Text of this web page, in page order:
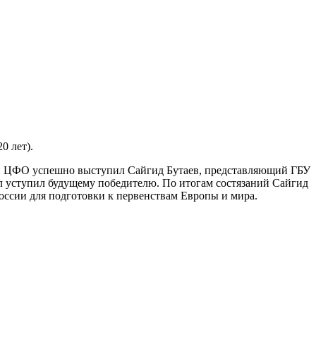
лет).
ЦФО успешно выступил Сайгид Бутаев, представляющий ГБУ
будущему победителю. По итогам состязаний Сайгид
для подготовки к первенствам Европы и мира.